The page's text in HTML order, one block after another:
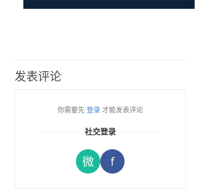
发表评论
你需要先 登录 才能发表评论
社交登录
微 f